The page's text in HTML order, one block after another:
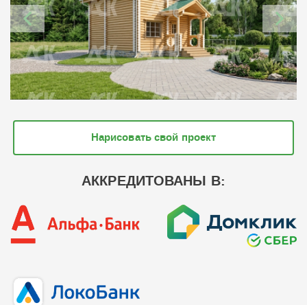
Нарисовать свой проект
АККРЕДИТОВАНЫ В: